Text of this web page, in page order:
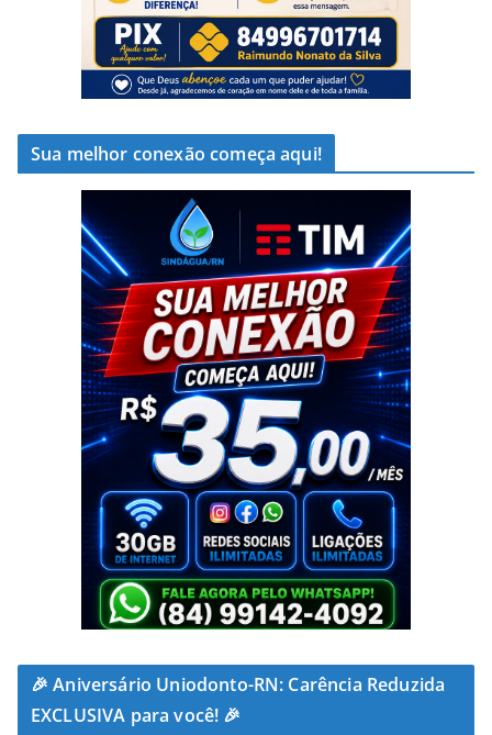
Sua melhor conexão começa aqui!
🎉 Aniversário Uniodonto-RN: Carência Reduzida
EXCLUSIVA para você! 🎉